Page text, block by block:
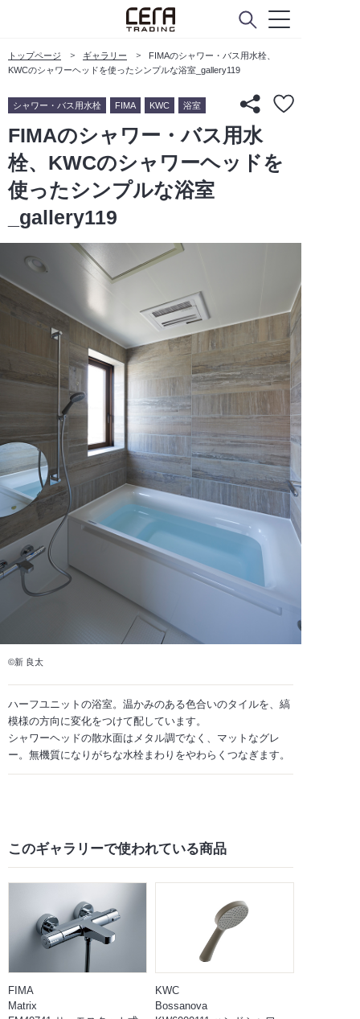
トップページ ギャラリー
FIMAのシャワー・バス用水栓、
KWCのシャワーヘッドを使ったシンプルな浴室_gallery119
シャワー・バス用水栓 FIMA KWC 浴室
FIMAのシャワー・バス用水
栓、KWCのシャワーヘッドを
使ったシンプルな浴室
_gallery119
©新 良太
ハーフユニットの浴室。温かみのある色合いのタイルを、縞
模様の方向に変化をつけて配しています。
シャワーヘッドの散水面はメタル調でなく、マットなグレ
ー。無機質になりがちな水栓まわりをやわらくつなぎます。
このギャラリーで使われている商品
FIMA
Matrix
KWC
Bossanova